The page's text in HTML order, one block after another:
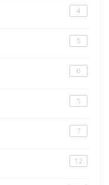
4
5
6
5
7
12